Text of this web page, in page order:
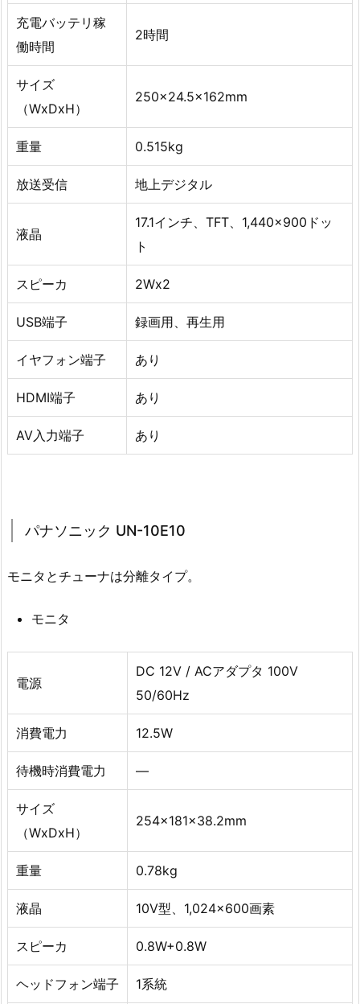
充電バッテリ稼
働時間
2時間
サイズ
（WxDxH）
250×24.5x162mm
重量 0.515kg
放送受信 地上デジタル
液晶
17.1インチ、TFT、1,440×900ドッ
ト
スピーカ 2Wx2
USB端子 録画用、再生用
イヤフォン端子 あり
HDMI端子 あり
AV入力端子 あり
パナソニック UN-10E10
モニタとチューナは分離タイプ。
モニタ
電源
DC 12V / ACアダプタ 100V
50/60Hz
消費電力 12.5W
待機時消費電力 —
サイズ
（WxDxH）
254x181x38.2mm
重量 0.78kg
液晶 10V型、1,024×600画素
スピーカ 0.8W+0.8W
ヘッドフォン端子 1系統